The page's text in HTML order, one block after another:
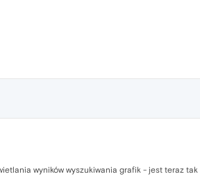
wyników wyszukiwania grafik - jest teraz tak